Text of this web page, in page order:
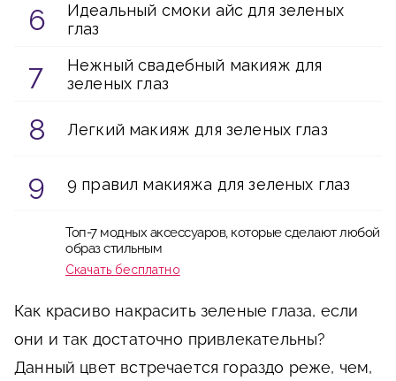
Идеальный смоки айс для зеленых
глаз
Нежный свадебный макияж для
зеленых глаз
Легкий макияж для зеленых глаз
9 правил макияжа для зеленых глаз
Топ-7 модных аксессуаров, которые сделают любой
образ стильным
Скачать бесплатно
Как красиво накрасить зеленые глаза, если
они и так достаточно привлекательны?
Данный цвет встречается гораздо реже, чем,